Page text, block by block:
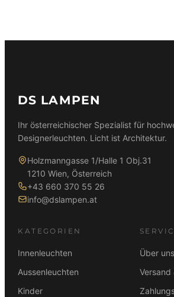
DS LAMPEN
Ihr österreichischer Spezialist für
Designerleuchten. Licht ist Architektur.
Holzmanngasse 1/Halle 1 Obj.31
1210 Wien, Österreich
+43 660 370 55 26
info@dslampen.at
KATEGORIEN
Innenleuchten
Aussenleuchten
Kinder
Über uns
Versand